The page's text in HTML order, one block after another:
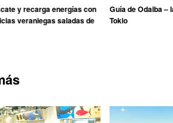
y recarga energías con
veraniegas saladas de
Guía de Odaiba –
Tokio